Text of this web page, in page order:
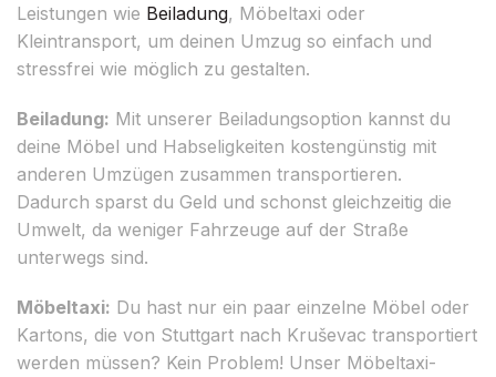
Leistungen wie Beiladung, Möbeltaxi oder
Kleintransport, um deinen Umzug so einfach und
stressfrei wie möglich zu gestalten.
Beiladung: Mit unserer Beiladungsoption kannst du
deine Möbel und Habseligkeiten kostengünstig mit
anderen Umzügen zusammen transportieren.
Dadurch sparst du Geld und schonst gleichzeitig die
Umwelt, da weniger Fahrzeuge auf der Straße
unterwegs sind.
Möbeltaxi: Du hast nur ein paar einzelne Möbel oder
Kartons, die von Stuttgart nach Kruševac transportiert
werden müssen? Kein Problem! Unser Möbeltaxi-